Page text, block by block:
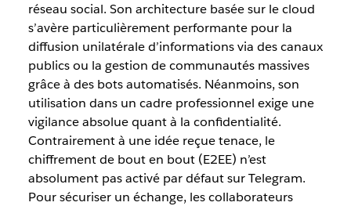
réseau social. Son architecture basée sur le cloud
s’avère particulièrement performante pour la
diffusion unilatérale d’informations via des canaux
publics ou la gestion de communautés massives
grâce à des bots automatisés. Néanmoins, son
utilisation dans un cadre professionnel exige une
vigilance absolue quant à la confidentialité.
Contrairement à une idée reçue tenace, le
chiffrement de bout en bout (E2EE) n’est
absolument pas activé par défaut sur Telegram.
Pour sécuriser un échange, les collaborateurs